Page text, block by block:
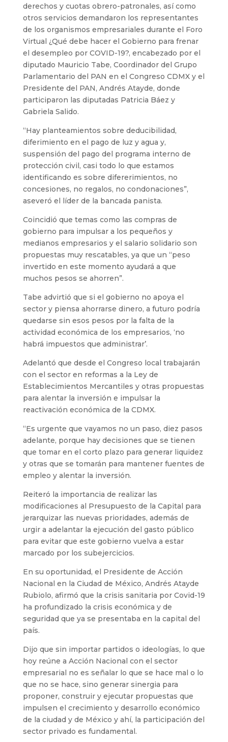
derechos y cuotas obrero-patronales, así como
otros servicios demandaron los representantes
de los organismos empresariales durante el Foro
Virtual ¿Qué debe hacer el Gobierno para frenar
el desempleo por COVID-19?, encabezado por el
diputado Mauricio Tabe, Coordinador del Grupo
Parlamentario del PAN en el Congreso CDMX y el
Presidente del PAN, Andrés Atayde, donde
participaron las diputadas Patricia Báez y
Gabriela Salido.
“Hay planteamientos sobre deducibilidad,
diferimiento en el pago de luz y agua y,
suspensión del pago del programa interno de
protección civil, casi todo lo que estamos
identificando es sobre difererimientos, no
concesiones, no regalos, no condonaciones”,
aseveró el líder de la bancada panista.
Coincidió que temas como las compras de
gobierno para impulsar a los pequeños y
medianos empresarios y el salario solidario son
propuestas muy rescatables, ya que un “peso
invertido en este momento ayudará a que
muchos pesos se ahorren”.
Tabe advirtió que si el gobierno no apoya el
sector y piensa ahorrarse dinero, a futuro podría
quedarse sin esos pesos por la falta de la
actividad económica de los empresarios, ‘no
habrá impuestos que administrar’.
Adelantó que desde el Congreso local trabajarán
con el sector en reformas a la Ley de
Establecimientos Mercantiles y otras propuestas
para alentar la inversión e impulsar la
reactivación económica de la CDMX.
“Es urgente que vayamos no un paso, diez pasos
adelante, porque hay decisiones que se tienen
que tomar en el corto plazo para generar liquidez
y otras que se tomarán para mantener fuentes de
empleo y alentar la inversión.
Reiteró la importancia de realizar las
modificaciones al Presupuesto de la Capital para
jerarquizar las nuevas prioridades, además de
urgir a adelantar la ejecución del gasto público
para evitar que este gobierno vuelva a estar
marcado por los subejercicios.
En su oportunidad, el Presidente de Acción
Nacional en la Ciudad de México, Andrés Atayde
Rubiolo, afirmó que la crisis sanitaria por Covid-19
ha profundizado la crisis económica y de
seguridad que ya se presentaba en la capital del
país.
Dijo que sin importar partidos o ideologías, lo que
hoy reúne a Acción Nacional con el sector
empresarial no es señalar lo que se hace mal o lo
que no se hace, sino generar sinergia para
proponer, construir y ejecutar propuestas que
impulsen el crecimiento y desarrollo económico
de la ciudad y de México y ahí, la participación del
sector privado es fundamental.